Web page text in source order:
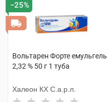
−25%
Вольтарен Форте емульгель
2,32 % 50 г 1 туба
Халеон КХ С.а.р.л.